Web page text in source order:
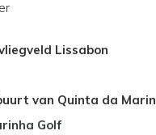
Lissabon
van Quinta da
Golf